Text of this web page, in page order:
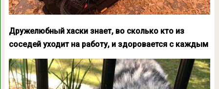
Дружелюбный хаски знает, во сколько кто из
соседей уходит на работу, и здоровается с каждым